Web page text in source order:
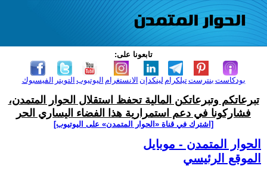
تابعونا على:
الفيسبوك التويتر اليوتيوب الانستغرام لينكدإن تيلكرامبنترست بودكاست
تبرعاتكم وتبرعاتكن المالية تحفظ استقلال الحوار المتمدن،
فشاركونا في دعم استمرارية هذا الفضاء اليساري الحر
[اشترك في قناة ‫«الحوار المتمدن» على اليوتيوب]
الحوار المتمدن - موبايل
الموقع الرئيسي